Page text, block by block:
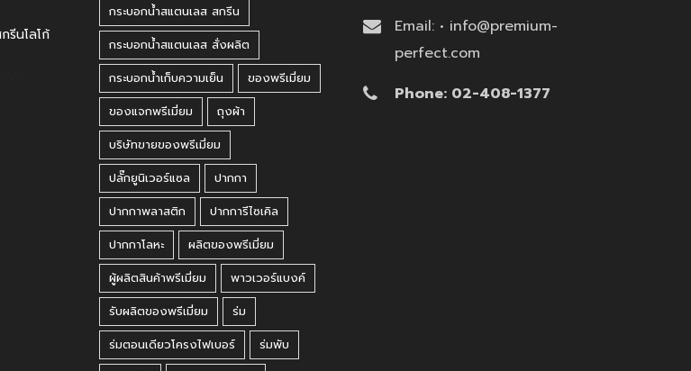
รีนโลโก้
กระบอกน้ำสแตนเลส สกรีน
กระบอกน้ำสแตนเลส สั่งผลิต
กระบอกน้ำเก็บความเย็น
ของพรีเมี่ยม
ของแจกพรีเมี่ยม
ถุงผ้า
บริษัทขายของพรีเมี่ยม
ปลั๊กยูนิเวอร์แซล
ปากกา
ปากกาพลาสติก
ปากการีไซเคิล
ปากกาโลหะ
ผลิตของพรีเมี่ยม
ผู้ผลิตสินค้าพรีเมี่ยม
พาวเวอร์แบงค์
รับผลิตของพรีเมี่ยม
ร่ม
ร่มตอนเดียวโครงไฟเบอร์
ร่มพับ
Email: • info@premium-
perfect.com
Phone: 02-408-1377